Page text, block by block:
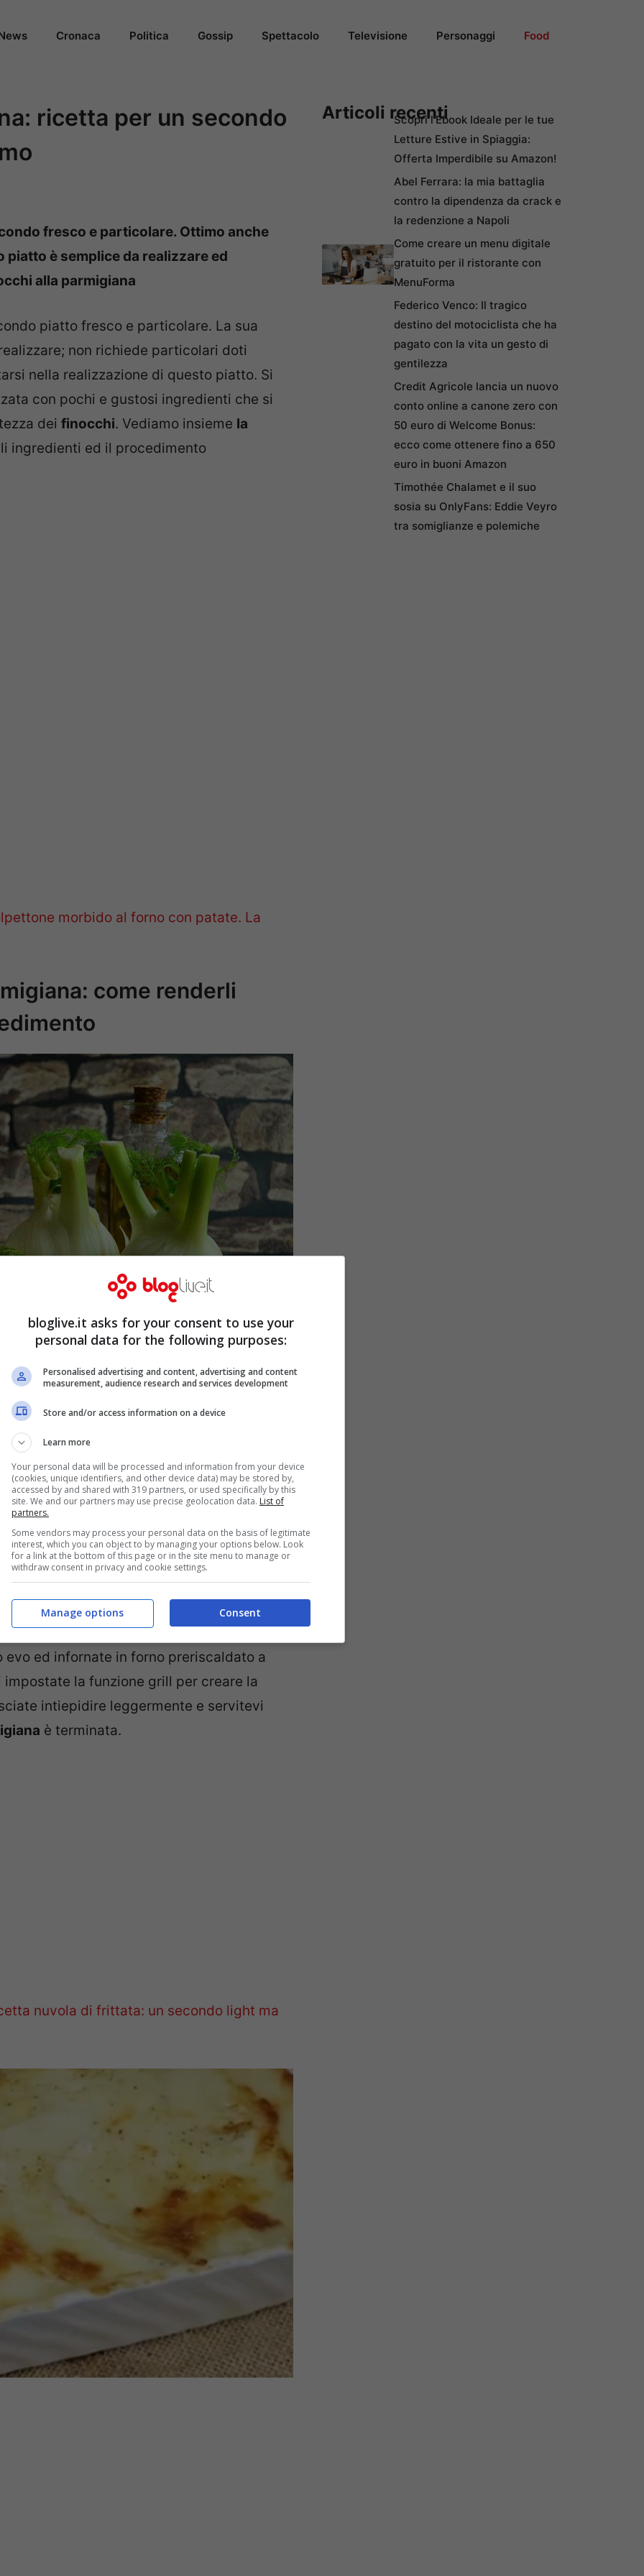
Cronaca Politica Gossip Spettacolo Televisione Personaggi Food
ricetta per un secondo
fresco e particolare. Ottimo anche
è semplice da realizzare ed
alla parmigiana
piatto fresco e particolare. La sua
non richiede particolari doti
nella realizzazione di questo piatto. Si
con pochi e gustosi ingredienti che si
dei finocchi. Vediamo insieme la
ingredienti ed il procedimento
morbido al forno con patate. La
come renderli
parmigianaoccorre, innanzitutto, lavare e
dura. Tagliateli a fette con uno spessore
acqua salata per una decina di minuti
devono solo ammorbidirsi. Scolateli e
una teglia da forno e ricoprite il
con ifinocchi, adagiatevi sopra le fette di
besciamella.
L’ultimo strato deve essere
ed una leggera spolverata di
ed infornate in forno preriscaldato a
impostate la funzione grill per creare la
intiepidire leggermente e servitevi
è terminata.
nuvola di frittata: un secondo light ma
Articoli recentiScopri l’Ebook Ideale per le tue
Letture Estive in Spiaggia:
Offerta Imperdibile su Amazon!
Abel Ferrara: la mia battaglia
contro la dipendenza da crack e
la redenzione a Napoli
Come creare un menu digitale
gratuito per il ristorante con
MenuForma
Federico Venco: Il tragico
destino del motociclista che ha
pagato con la vita un gesto di
gentilezza
Credit Agricole lancia un nuovo
conto online a canone zero con
50 euro di Welcome Bonus:
ecco come ottenere fino a 650
euro in buoni Amazon
Timothée Chalamet e il suo
sosia su OnlyFans: Eddie Veyro
tra somiglianze e polemiche
bloglive.it asks for your consent to use your
personal data for the following purposes:
Personalised advertising and content, advertising and content
measurement, audience research and services development
Store and/or access information on a device
Learn more
Your personal data will be processed and information from your device
(cookies, unique identifiers, and other device data) may be stored by,
accessed by and shared with 319 partners, or used specifically by this
site. We and our partners may use precise geolocation data. List of
partners.
Some vendors may process your personal data on the basis of legitimate
interest, which you can object to by managing your options below. Look
for a link at the bottom of this page or in the site menu to manage or
withdraw consent in privacy and cookie settings.
Consent
Manage options